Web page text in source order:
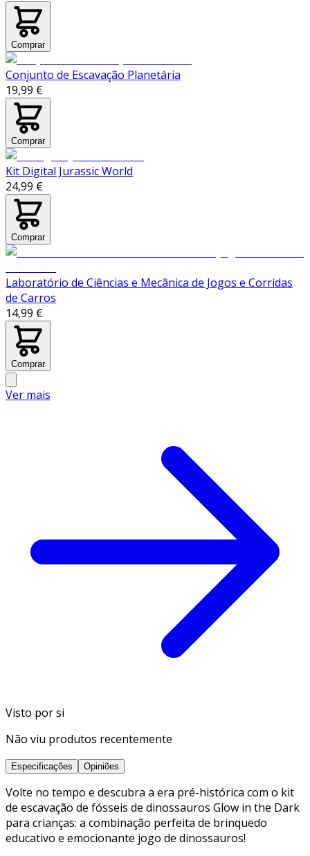
Comprar
Conjunto de Escavação Planetária
19,99 €
Comprar
Kit Digital Jurassic World
24,99 €
Comprar
Laboratório de Ciências e Mecânica de Jogos e Corridas
de Carros
14,99 €
Comprar
Ver mais
Visto por si
Não viu produtos recentemente
Especificações Opiniões
Volte no tempo e descubra a era pré-histórica com o kit
de escavação de fósseis de dinossauros Glow in the Dark
para crianças: a combinação perfeita de brinquedo
educativo e emocionante jogo de dinossauros!